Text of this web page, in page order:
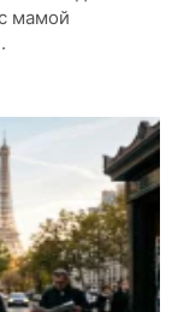
мамой